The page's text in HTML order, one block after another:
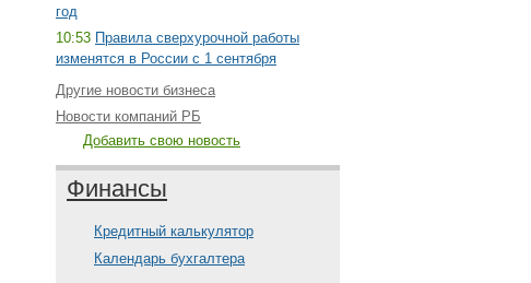
год
10:53 Правила сверхурочной работы
изменятся в России с 1 сентября
Другие новости бизнеса
Новости компаний РБ
Добавить свою новость
Финансы
Кредитный калькулятор
Календарь бухгалтера